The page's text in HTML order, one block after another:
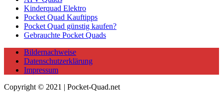
Kinderquad Elektro
Pocket Quad Kauftipps
Pocket Quad günstig kaufen?
Gebrauchte Pocket Quads
Bildernachweise
Datenschutzerklärung
Impressum
Copyright © 2021 | Pocket-Quad.net